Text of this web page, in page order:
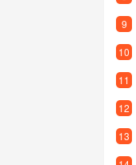
9
10
11
12
13